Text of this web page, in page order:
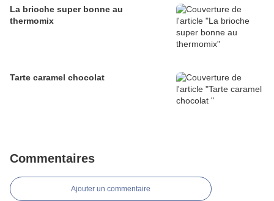
La brioche super bonne au
thermomix
Tarte caramel chocolat
Commentaires
Ajouter un commentaire